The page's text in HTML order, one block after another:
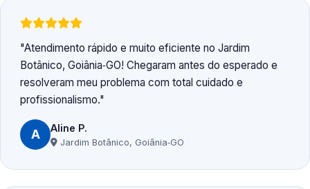
Atendimento rápido e muito eficiente no Jardim
Botânico, Goiânia‑GO! Chegaram antes do esperado e
resolveram meu problema com total cuidado e
profissionalismo.
A Aline P.
Jardim Botânico, Goiânia‑GO